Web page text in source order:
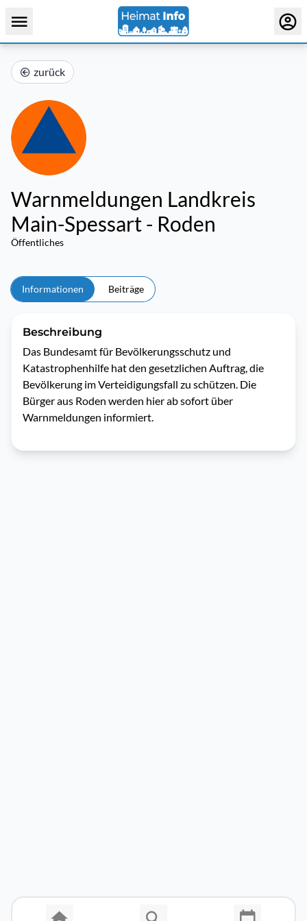
zurück
Warnmeldungen Landkreis
Main-Spessart - Roden
Öffentliches
Informationen Beiträge
Beschreibung
Das Bundesamt für Bevölkerungsschutz und
Katastrophenhilfe hat den gesetzlichen Auftrag, die
Bevölkerung im Verteidigungsfall zu schützen. Die
Bürger aus Roden werden hier ab sofort über
Warnmeldungen informiert.